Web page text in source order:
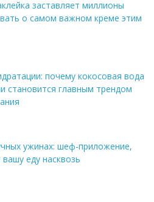
заставляет миллионы
о самом важном креме этим
почему кокосовая вода
становится главным трендом
ужинах: шеф-приложение,
еду насквозь